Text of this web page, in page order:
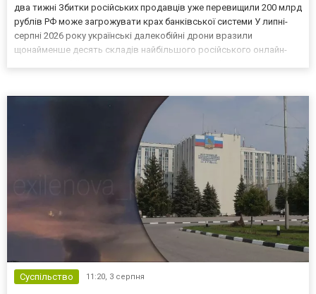
два тижні Збитки російських продавців уже перевищили 200 млрд
рублів РФ може загрожувати крах банківської системи У липні-
серпні 2026 року українські далекобійні дрони вразили
щонайменше десять складів найбільшого російського онлайн-
Суспільство 11:20, 3 серпня